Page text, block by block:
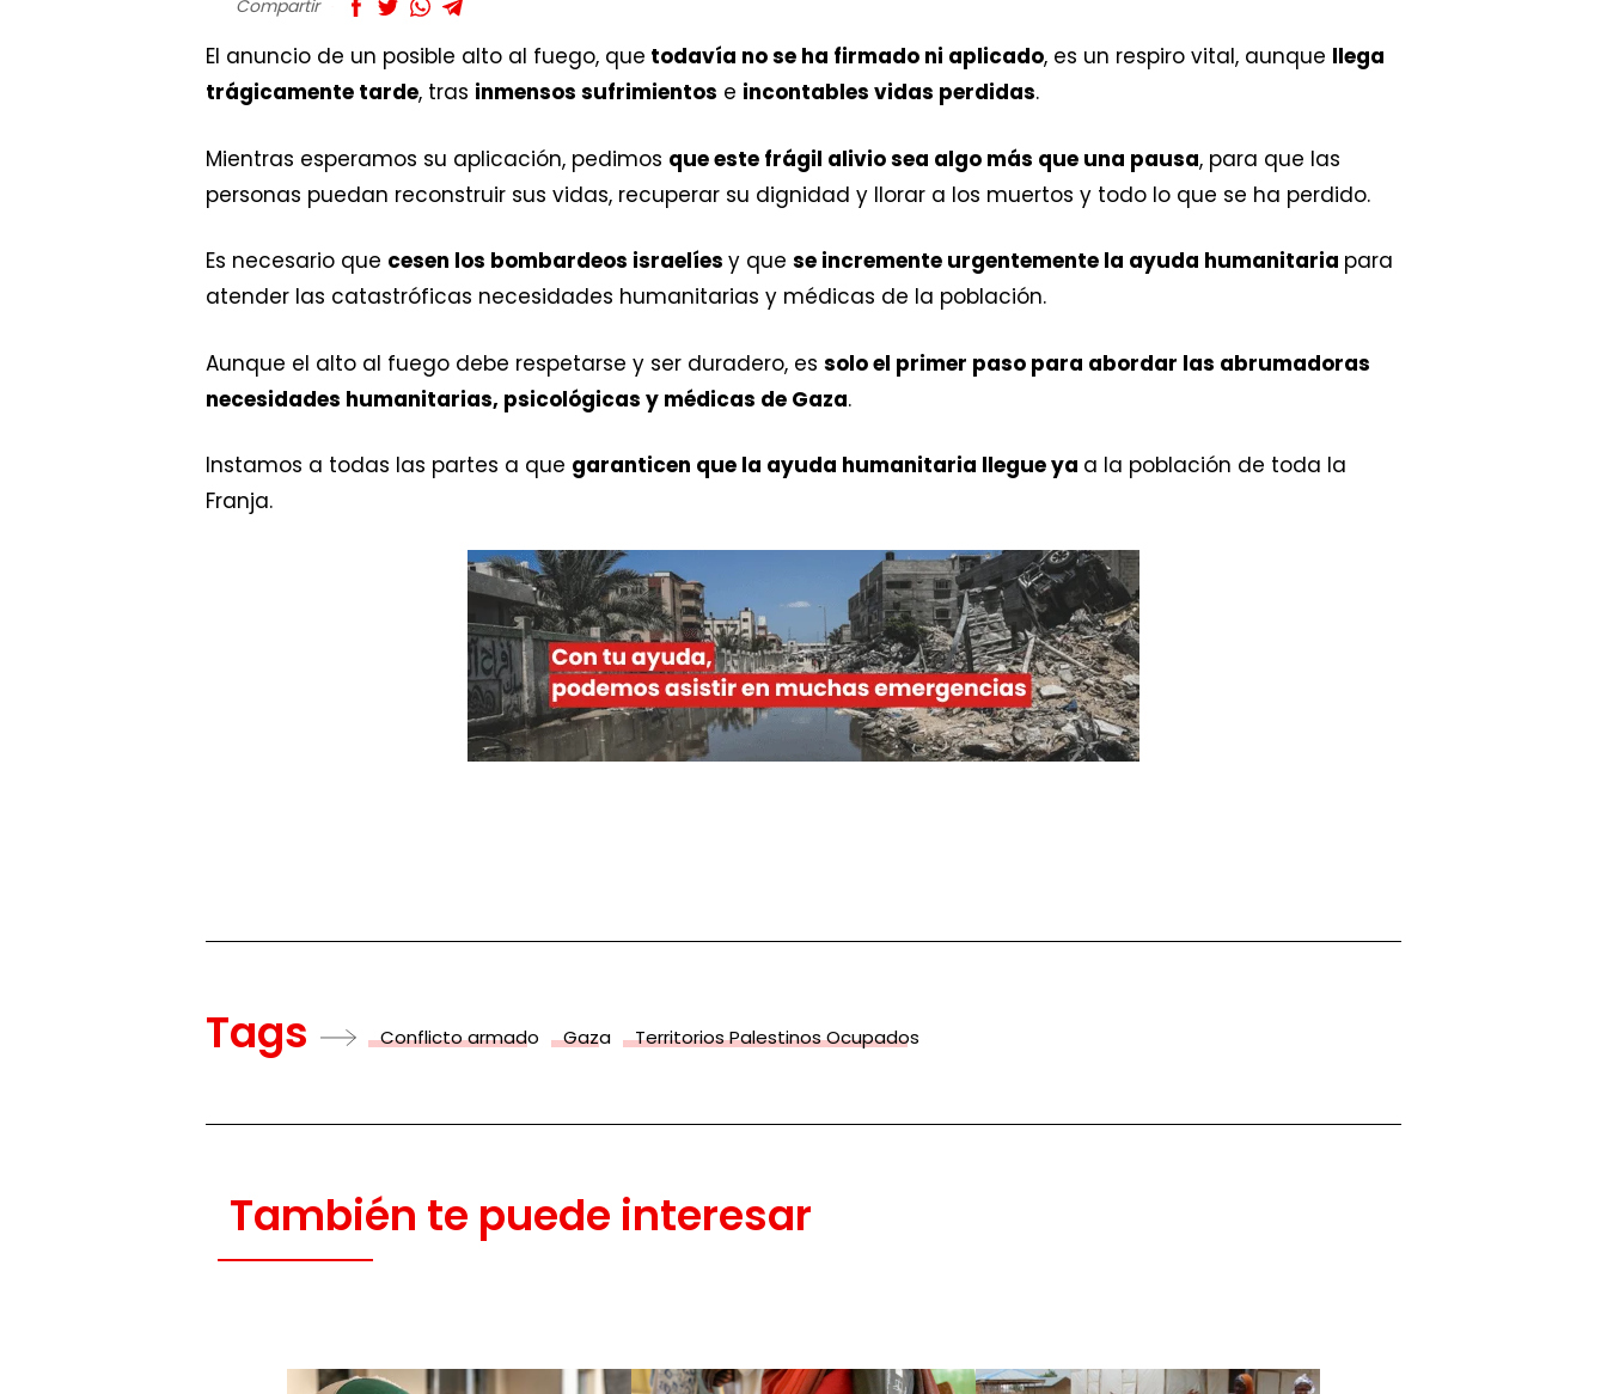
Compartir
El anuncio de un posible alto al fuego, que todavía no se ha firmado ni aplicado, es un respiro vital, aunque llega
trágicamente tarde, tras inmensos sufrimientos e incontables vidas perdidas.
Mientras esperamos su aplicación, pedimos que este frágil alivio sea algo más que una pausa, para que las
personas puedan reconstruir sus vidas, recuperar su dignidad y llorar a los muertos y todo lo que se ha perdido.
Es necesario que cesen los bombardeos israelíes y que se incremente urgentemente la ayuda humanitaria para
atender las catastróficas necesidades humanitarias y médicas de la población.
Aunque el alto al fuego debe respetarse y ser duradero, es solo el primer paso para abordar las abrumadoras
necesidades humanitarias, psicológicas y médicas de Gaza.
Instamos a todas las partes a que garanticen que la ayuda humanitaria llegue ya a la población de toda la
Franja.
Tags Conflicto armado Gaza Territorios Palestinos Ocupados
También te puede interesar